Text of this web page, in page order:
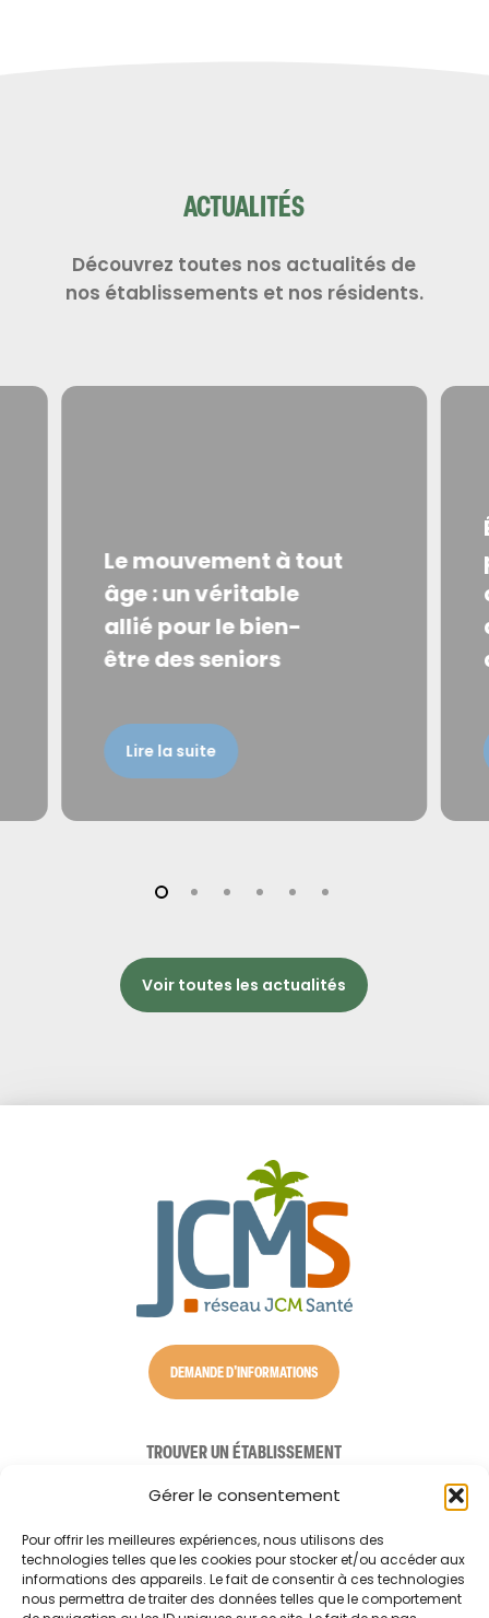
Gérer le consentement
Pour offrir les meilleures expériences, nous utilisons des
technologies telles que les cookies pour stocker et/ou accéder aux
informations des appareils. Le fait de consentir à ces technologies
nous permettra de traiter des données telles que le comportement
ACTUALITÉS
Découvrez toutes nos actualités de
nos établissements et nos résidents.
Le mouvement à tout
âge : un véritable
allié pour le bien-
être des seniors
Lire la suite
Voir toutes les actualités
DEMANDE D'INFORMATIONS
TROUVER UN ÉTABLISSEMENT
NOS SOLUTIONS D’ACCUEIL
AIDE À DOMICILE
CONSEILS AUX AIDANTS
LE RÉSEAU JCM SANTÉ